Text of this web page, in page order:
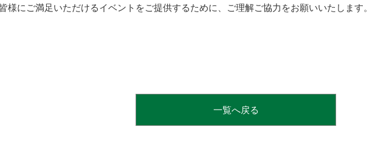
様にご満足いただけるイベントをご提供するために、ご理解ご協力をお願いいたします。
一覧へ戻る